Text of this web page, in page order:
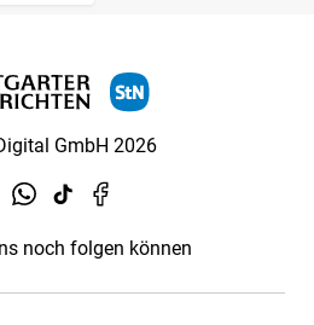
GmbH 2026
noch folgen können